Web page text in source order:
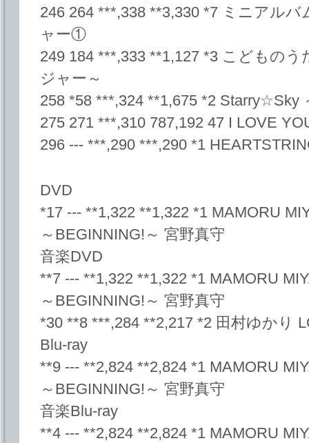
246 264 ***,338 **3,330 *7 ミニアル
ャー①
249 184 ***,333 **1,127 *3 こどもの
ジャー～
258 *58 ***,324 **1,675 *2 Starry☆Sky
275 271 ***,310 787,192 47 I LOVE
296 --- ***,290 ***,290 *1
DVD
*17 --- **1,322 **1,322 *1 MAMORU
～BEGINNING!～ 宮野真守
音楽DVD
**7 --- **1,322 **1,322 *1 MAMORU
～BEGINNING!～ 宮野真守
*30 **8 ***,284 **2,217 *2 田村ゆかり
Blu-ray
**9 --- **2,824 **2,824 *1 MAMORU
～BEGINNING!～ 宮野真守
音楽Blu-ray
**4 --- **2,824 **2,824 *1 MAMORU